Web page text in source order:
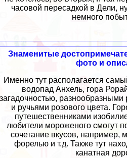
часовой пересадкой в Дели,
немного
Знаменитые
фото и
Именно тут располагается
водопад Анхель, гора
загадочностью,
и ручьями розового цвета.
путешественниками
любители мороженого смогут
сочетание вкусов, например,
форелью и т.д. Также тут
канатная